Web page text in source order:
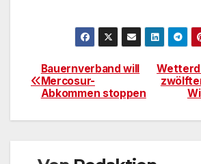
Bauernverband will
Mercosur-
Abkommen stoppen